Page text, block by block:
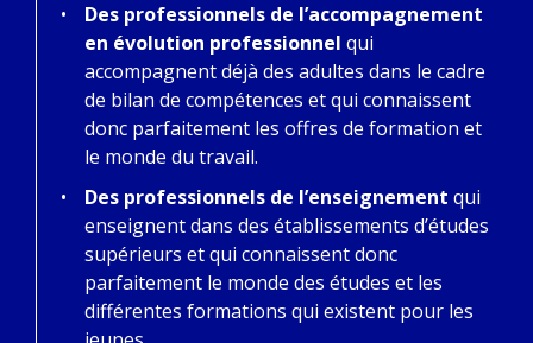
Des professionnels de l’accompagnement
en évolution professionnel qui
accompagnent déjà des adultes dans le cadre
de bilan de compétences et qui connaissent
donc parfaitement les offres de formation et
le monde du travail.
Des professionnels de l’enseignement qui
enseignent dans des établissements d’études
supérieurs et qui connaissent donc
parfaitement le monde des études et les
différentes formations qui existent pour les